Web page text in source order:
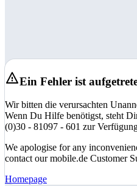
Ein Fehler ist
Wir bitten die verursachten
Wenn Du Hilfe benötigst, steht
(0)30 - 81097 - 601 zur
We apologise for any
contact our mobile.de Customer
Homepage